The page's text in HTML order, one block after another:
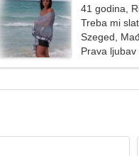
41 godina,
Treba mi
Szeged,
Prava ljubav